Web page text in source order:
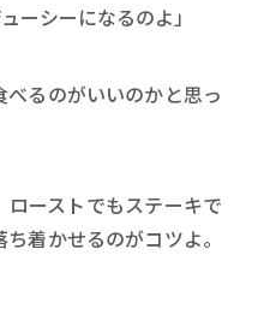
ーシーになるのよ」
るのがいいのかと思っ
ローストでもステーキで
着かせるのがコツよ。